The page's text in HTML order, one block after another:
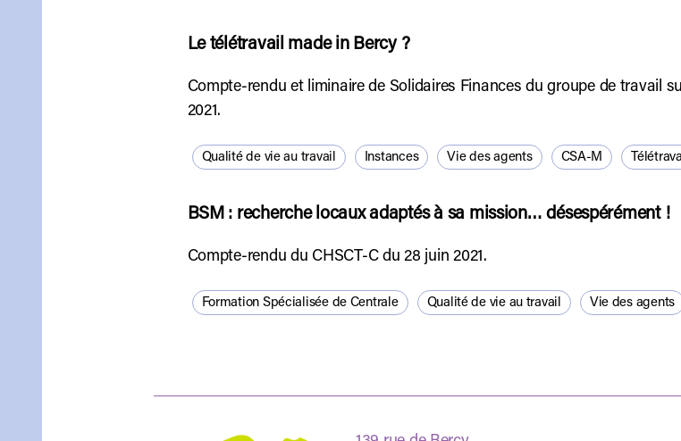
Le télétravail made in Bercy ?
Compte-rendu et liminaire de Solidaires Finances du groupe de travail
2021.
Qualité de vie au travail Instances Vie des agents CSA-M
BSM : recherche locaux adaptés à sa mission… désespérément !
Compte-rendu du CHSCT-C du 28 juin 2021.
Formation Spécialisée de Centrale Qualité de vie au travail Vie des agents